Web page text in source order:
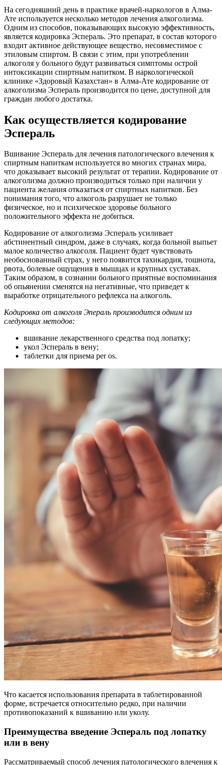
На сегодняшний день в практике врачей-наркологов в Алма-
Ате используется несколько методов лечения алкоголизма.
Одним из способов, показывающих высокую эффективность,
является кодировка Эспераль. Это препарат, в состав которого
входит активное действующее вещество, несовместимое с
этиловым спиртом. В связи с этим, при употреблении
алкоголя у больного будут развиваться симптомы острой
интоксикации спиртным напитком. В наркологической
клинике «Здоровый Казахстан» в Алма-Ате кодирование от
алкоголизма Эспераль производится по цене, доступной для
граждан любого достатка.
Как осуществляется кодирование
Эспераль
Вшивание Эспераль для лечения патологического влечения к
спиртным напиткам используется во многих странах мира,
что доказывает высокий результат от терапии. Кодирование от
алкоголизма должно производиться только при наличии у
пациента желания отказаться от спиртных напитков. Без
понимания того, что алкоголь разрушает не только
физическое, но и психическое здоровье больного
положительного эффекта не добиться.
Кодирование от алкоголизма Эспераль усиливает
абстинентный синдром, даже в случаях, когда больной выпьет
малое количество алкоголя. Пациент будет чувствовать
необоснованный страх, у него появится тахикардия, тошнота,
рвота, болевые ощущения в мышцах и крупных суставах.
Таким образом, в сознании больного приятные воспоминания
об опьянении сменятся на негативные, что приведет к
выработке отрицательного рефлекса на алкоголь.
Кодировка от алкоголя Эпераль производится одним из
следующих методов:
вшивание лекарственного средства под лопатку;
укол Эспераль в вену;
таблетки для приема per os.
Что касается использования препарата в таблетированной
форме, встречается относительно редко, при наличии
противопоказаний к вшиванию или уколу.
Преимущества введение Эспераль под лопатку
или в вену
Рассматриваемый способ лечения патологического влечения к